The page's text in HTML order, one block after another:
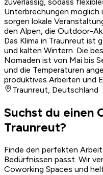
Unterbrechungen möglich
sorgen lokale
den Alpen, die Outdoor-
Das Klima in Traunreut ist
und kalten Wintern. Die
Nomaden ist von Mai bis
und die Temperaturen
produktives Arbeiten und
Traunreut, Deutschland
Suchst du einen
Traunreut?
Finde den perfekten
Bedürfnissen passt. Wir
Coworking Spaces und